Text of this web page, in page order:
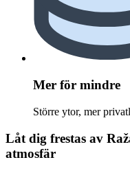
Mer för mindre
Större ytor, mer
Låt dig frestas av
atmosfär